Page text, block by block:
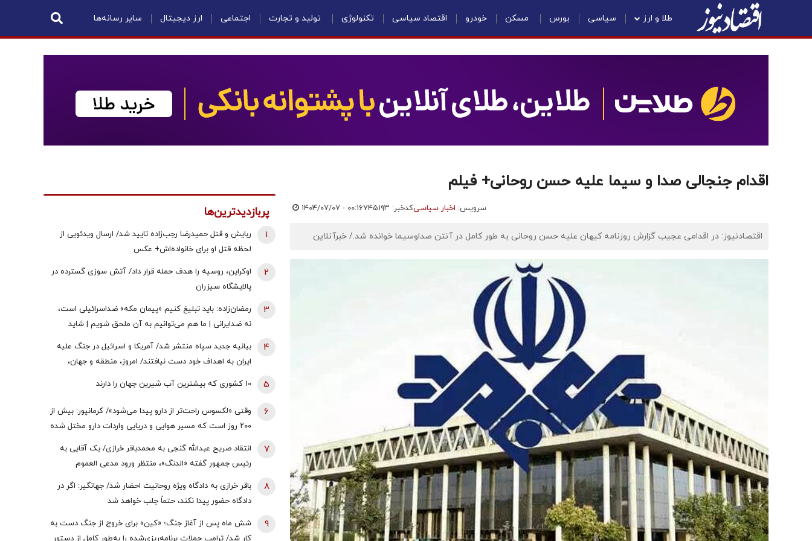
طلا و ارز سیاسی بورس مسکن خودرو اقتصاد سیاسی تکنولوژی تولید و تجارت اجتماعی ارز دیجیتال سایر رسانه‌ها
اقدام جنجالی صدا و سیما علیه حسن روحانی+ فیلم
سرویس: اخبار سیاسیکدخبر: ۷۴۵۱۹۳ ۱۴۰۴/۰۷/۰۷ - ۰۰:۱۶
اقتصادنیوز: در اقدامی عجیب گزارش روزنامه کیهان علیه حسن روحانی به طور کامل در آنتن صداوسیما خوانده شد./ خبرآنلاین
پربازدیدترین‌ها
ربایش و قتل حمیدرضا رجب‌زاده تایید شد/ ارسال ویدئویی از
لحظه قتل او برای خانواده‌اش+ عکس
1
اوکراین، روسیه را هدف حمله قرار داد/ آتش سوزی گسترده در
پالایشگاه سیزران
2
رمضان‌زاده: باید تبلیغ کنیم «پیمان مکه» ضداسرائیلی است،
نه ضدایرانی | ما هم می‌توانیم به آن ملحق شویم | شاید
تندروها با حضور ایران در این پیمان مخالفت کنند اما...
3
بیانیه جدید سپاه منتشر شد/ آمریکا و اسرائیل در جنگ علیه
ایران به اهداف خود دست نیافتند/ امروز، منطقه و جهان،
4
10 کشوری که بیشترین آب شیرین جهان را دارند 5
وقتی «لکسوس راحت‌تر از دارو پیدا می‌شود»/ کرمانپور: بیش از
۲۰۰ روز است که مسیر هوایی و دریایی واردات دارو مختل شده
است / نخستین قربانی هر جنگ، سلامت مردم است
6
انتقاد صریح عبدالله گنجی به محمدباقر خرازی/ یک آقایی به
رئیس جمهور گفته «الدنگ»، منتظر ورود مدعی العموم
هستیم/ اگر کسی به سران قوا توهین کند مگر طبق قانون
قوه قضائیه ورود نمی‌کند؟
7
باقر خرازی به دادگاه ویژه روحانیت احضار شد/ جهانگیر: اگر در
دادگاه حضور پیدا نکند، حتماً جلب خواهد شد
8
شش ماه پس از آغاز جنگ؛ «کین» برای خروج از جنگ دست به
کار شد/ ترامپ حملات برنامه‌ریزی‌شده را به‌طور کامل از دستور
9